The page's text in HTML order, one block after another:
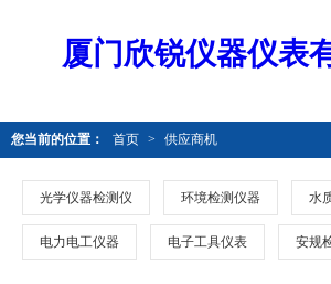
厦门欣锐仪器仪表
您当前的位置： 首页 > 供应商机
光学仪器检测仪 环境检测仪器 水
电力电工仪器 电子工具仪表 安规